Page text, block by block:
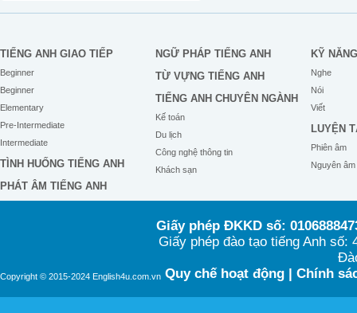
TIẾNG ANH GIAO TIẾP
Beginner
Beginner
Elementary
Pre-Intermediate
Intermediate
TÌNH HUỐNG TIẾNG ANH
PHÁT ÂM TIẾNG ANH
NGỮ PHÁP TIẾNG ANH
TỪ VỰNG TIẾNG ANH
TIẾNG ANH CHUYÊN NGÀNH
Kế toán
Du lịch
Công nghệ thông tin
Khách sạn
KỸ NĂNG
Nghe
Nói
Viết
LUYỆN
Phiên âm
Nguyên âm
Copyright © 2015-2024 English4u.com.vn
Giấy phép ĐKKD số:
Giấy phép đào tạo tiếng Anh
Quy chế hoạt động| Chính